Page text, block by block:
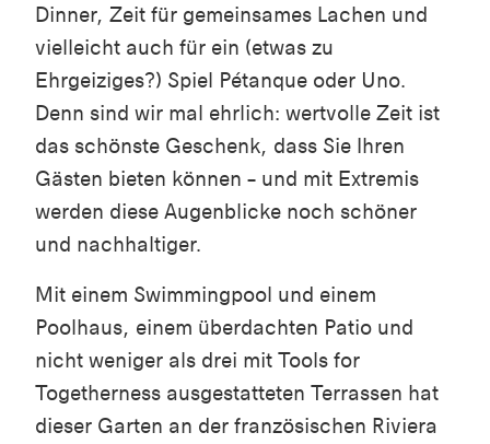
Dinner, Zeit für gemeinsames Lachen und
vielleicht auch für ein (etwas zu
Ehrgeiziges?) Spiel Pétanque oder Uno.
Denn sind wir mal ehrlich: wertvolle Zeit ist
das schönste Geschenk, dass Sie Ihren
Gästen bieten können – und mit Extremis
werden diese Augenblicke noch schöner
und nachhaltiger.
Mit einem Swimmingpool und einem
Poolhaus, einem überdachten Patio und
nicht weniger als drei mit Tools for
Togetherness ausgestatteten Terrassen hat
dieser Garten an der französischen Riviera